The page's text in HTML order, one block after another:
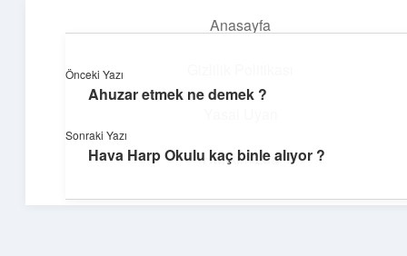
Anasayfa
Hakkımızda
Dijital dünyada keyifli bir macera!
Önceki Yazı
Ahuzar etmek ne demek ?
Sonraki Yazı
Hava Harp Okulu kaç binle alıyor ?